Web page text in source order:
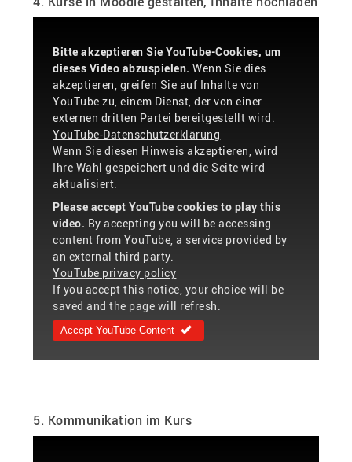
Bitte akzeptieren Sie YouTube-Cookies, um
dieses Video abzuspielen. Wenn Sie dies
akzeptieren, greifen Sie auf Inhalte von
YouTube zu, einem Dienst, der von einer
externen dritten Partei bereitgestellt wird.
YouTube-Datenschutzerklärung
Wenn Sie diesen Hinweis akzeptieren, wird
Ihre Wahl gespeichert und die Seite wird
aktualisiert.
Please accept YouTube cookies to play this
video. By accepting you will be accessing
content from YouTube, a service provided by
an external third party.
YouTube privacy policy
If you accept this notice, your choice will be
saved and the page will refresh.
Accept YouTube Content
5. Kommunikation im Kurs